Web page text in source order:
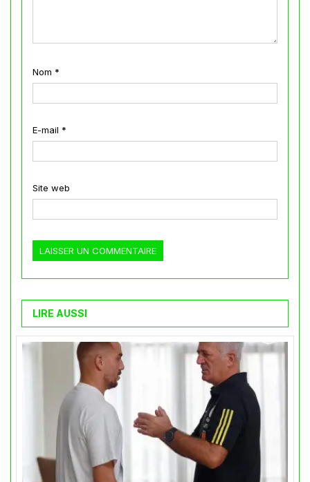
Nom *
E-mail *
Site web
LIRE AUSSI